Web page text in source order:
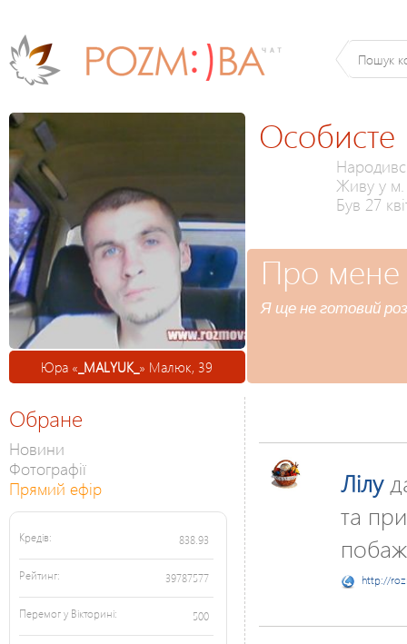
Юра « _MALYUK_ » Малюк, 39
Особисте
Живу у м.
Був 27
Про мене
Я ще не готовий
Обране
Новини
Фотографії
Прямий ефір
Кредів: 838.93
Рейтинг: 39787577
Перемог у Вікторині: 500
Лілу
та
http://